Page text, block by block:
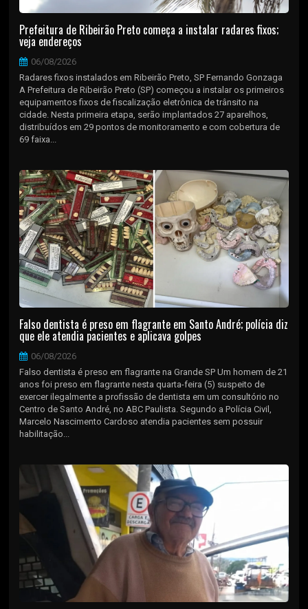
Prefeitura de Ribeirão Preto começa a instalar radares fixos;
veja endereços
06/08/2026
Radares fixos instalados em Ribeirão Preto, SP Fernando Gonzaga
A Prefeitura de Ribeirão Preto (SP) começou a instalar os primeiros
equipamentos fixos de fiscalização eletrônica de trânsito na
cidade. Nesta primeira etapa, serão implantados 27 aparelhos,
distribuídos em 29 pontos de monitoramento e com cobertura de
69 faixa...
Falso dentista é preso em flagrante em Santo André; polícia diz
que ele atendia pacientes e aplicava golpes
06/08/2026
Falso dentista é preso em flagrante na Grande SP Um homem de 21
anos foi preso em flagrante nesta quarta-feira (5) suspeito de
exercer ilegalmente a profissão de dentista em um consultório no
Centro de Santo André, no ABC Paulista. Segundo a Polícia Civil,
Marcelo Nascimento Cardoso atendia pacientes sem possuir
habilitação...